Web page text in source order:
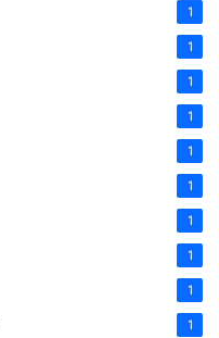
1
1
1
1
1
1
1
1
1
1